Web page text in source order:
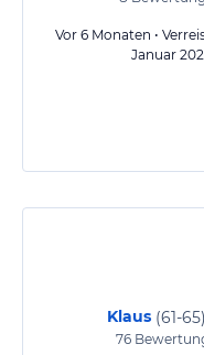
Vor 6 Monaten •
Januar
Klaus (61-65)
76